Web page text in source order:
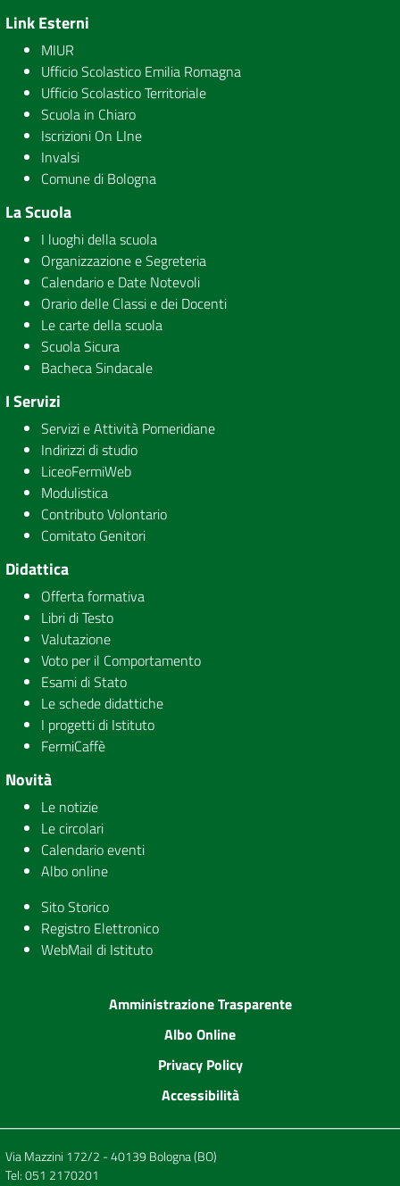
Link Esterni
MIUR
Ufficio Scolastico Emilia Romagna
Ufficio Scolastico Territoriale
Scuola in Chiaro
Iscrizioni On LIne
Invalsi
Comune di Bologna
La Scuola
I luoghi della scuola
Organizzazione e Segreteria
Calendario e Date Notevoli
Orario delle Classi e dei Docenti
Le carte della scuola
Scuola Sicura
Bacheca Sindacale
I Servizi
Servizi e Attività Pomeridiane
Indirizzi di studio
LiceoFermiWeb
Modulistica
Contributo Volontario
Comitato Genitori
Didattica
Offerta formativa
Libri di Testo
Valutazione
Voto per il Comportamento
Esami di Stato
Le schede didattiche
I progetti di Istituto
FermiCaffè
Novità
Le notizie
Le circolari
Calendario eventi
Albo online
Sito Storico
Registro Elettronico
WebMail di Istituto
Amministrazione Trasparente
Albo Online
Privacy Policy
Accessibilità
Via Mazzini 172/2 - 40139 Bologna (BO)
Tel:051 2170201